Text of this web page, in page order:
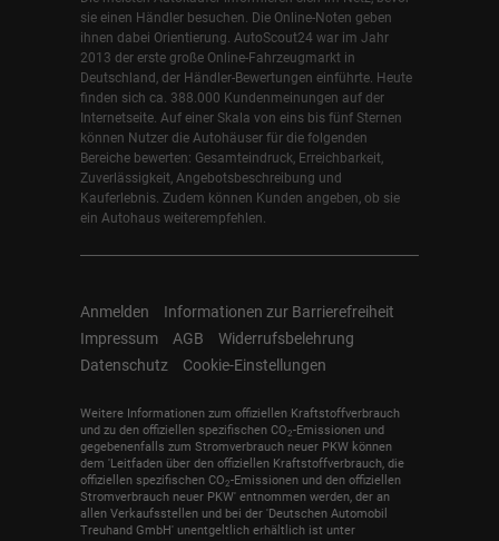
sie einen Händler besuchen. Die Online-Noten geben
ihnen dabei Orientierung. AutoScout24 war im Jahr
2013 der erste große Online-Fahrzeugmarkt in
Deutschland, der Händler-Bewertungen einführte. Heute
finden sich ca. 388.000 Kundenmeinungen auf der
Internetseite. Auf einer Skala von eins bis fünf Sternen
können Nutzer die Autohäuser für die folgenden
Bereiche bewerten: Gesamteindruck, Erreichbarkeit,
Zuverlässigkeit, Angebotsbeschreibung und
Kauferlebnis. Zudem können Kunden angeben, ob sie
ein Autohaus weiterempfehlen.
Anmelden
Informationen zur Barrierefreiheit
Impressum
AGB
Widerrufsbelehrung
Datenschutz
Cookie-Einstellungen
Weitere Informationen zum offiziellen Kraftstoffverbrauch
und zu den offiziellen spezifischen CO2-Emissionen und
gegebenenfalls zum Stromverbrauch neuer PKW können
dem 'Leitfaden über den offiziellen Kraftstoffverbrauch, die
offiziellen spezifischen CO2-Emissionen und den offiziellen
Stromverbrauch neuer PKW' entnommen werden, der an
allen Verkaufsstellen und bei der 'Deutschen Automobil
Treuhand GmbH' unentgeltlich erhältlich ist unter